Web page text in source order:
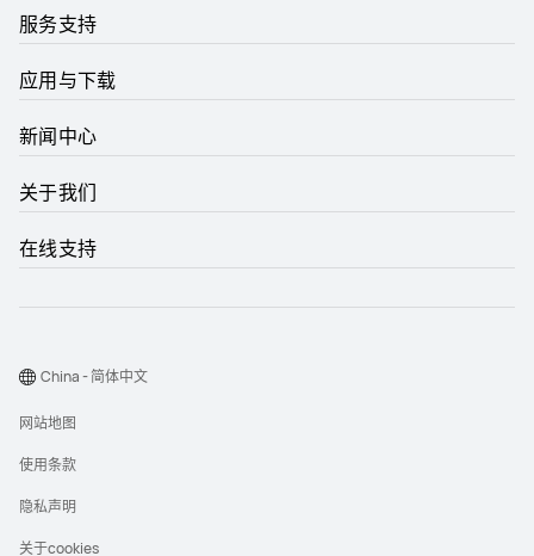
服务支持
应用与下载
新闻中心
关于我们
在线支持
网站地图
使用条款
隐私声明
关于cookies
China - 简体中文